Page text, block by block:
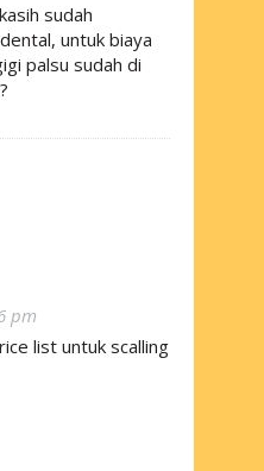
sudah
untuk biaya
palsu sudah di
pm
list untuk scalling